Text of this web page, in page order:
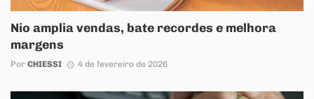
Nio amplia vendas, bate recordes e melhora
margens
Por CHIESSI 4 de fevereiro de 2026